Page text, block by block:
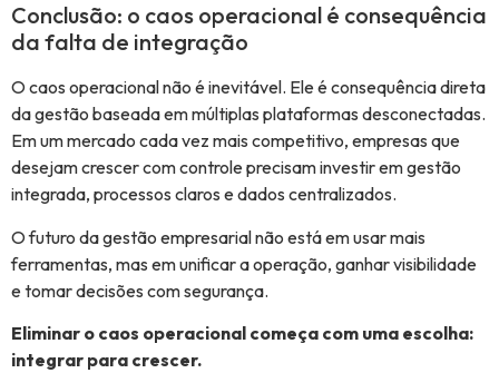
Conclusão: o caos operacional é consequência
da falta de integração
O caos operacional não é inevitável. Ele é consequência direta
da gestão baseada em múltiplas plataformas desconectadas.
Em um mercado cada vez mais competitivo, empresas que
desejam crescer com controle precisam investir em gestão
integrada, processos claros e dados centralizados.
O futuro da gestão empresarial não está em usar mais
ferramentas, mas em unificar a operação, ganhar visibilidade
e tomar decisões com segurança.
Eliminar o caos operacional começa com uma escolha:
integrar para crescer.